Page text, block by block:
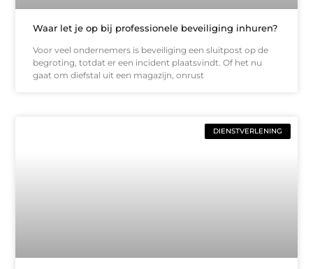
Waar let je op bij professionele beveiliging inhuren?
Voor veel ondernemers is beveiliging een sluitpost op de
begroting, totdat er een incident plaatsvindt. Of het nu
gaat om diefstal uit een magazijn, onrust
DIENSTVERLENING